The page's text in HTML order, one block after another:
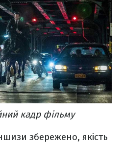
кадр фільму
збережено, якість